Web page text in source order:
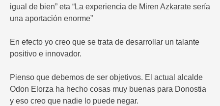
igual de bien” eta “La experiencia de Miren Azkarate sería
una aportación enorme”
En efecto yo creo que se trata de desarrollar un talante
positivo e innovador.
Pienso que debemos de ser objetivos. El actual alcalde
Odon Elorza ha hecho cosas muy buenas para Donostia
y eso creo que nadie lo puede negar.